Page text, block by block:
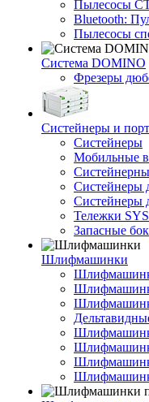
Пылесосы
Bluetooth:
Пылесосы
Система DOMINO
Фрезеры
Систейнеры и
Систейнеры
Мобильные
Систейнеры
Систейнеры
Тележки
Запасные
Шлифмашинки